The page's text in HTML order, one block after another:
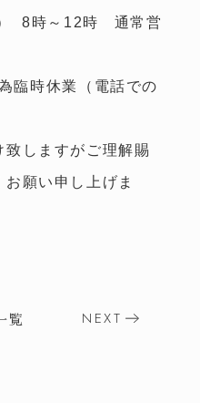
8時～12時 通常営
時休業（電話での
しますがご理解賜
願い申し上げま
覧 NEXT